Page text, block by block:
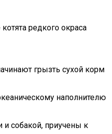
редкого окраса
грызть сухой корм
наполнителю
и собакой, приучены к